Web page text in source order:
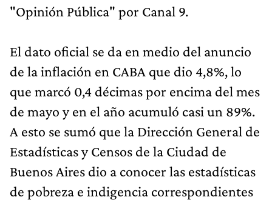
"Opinión Pública" por Canal 9.
El dato oficial se da en medio del anuncio
de la inflación en CABA que dio 4,8%, lo
que marcó 0,4 décimas por encima del mes
de mayo y en el año acumuló casi un 89%.
A esto se sumó que la Dirección General de
Estadísticas y Censos de la Ciudad de
Buenos Aires dio a conocer las estadísticas
de pobreza e indigencia correspondientes